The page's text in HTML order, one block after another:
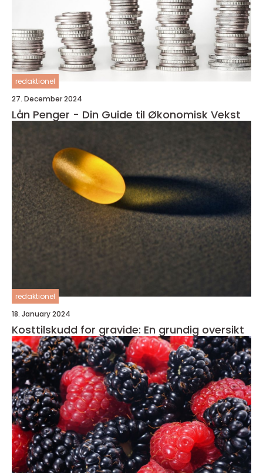
redaktionel
27. December 2024
Lån Penger - Din Guide til Økonomisk Vekst
redaktionel
18. January 2024
Kosttilskudd for gravide: En grundig oversikt